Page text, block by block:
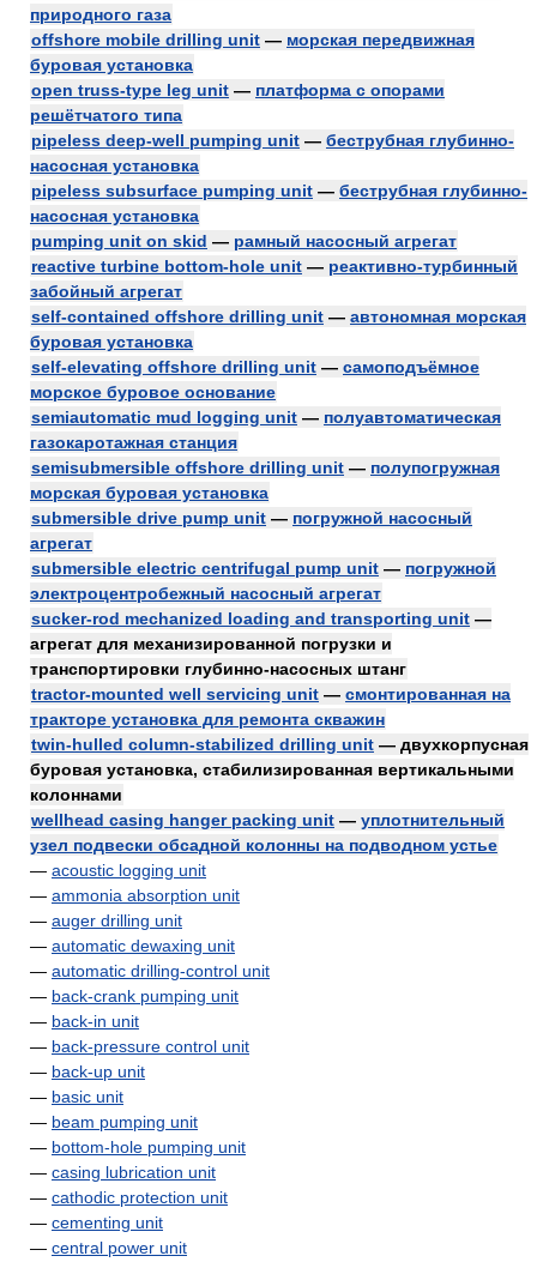
природного газа
offshore mobile drilling unit — морская передвижная
буровая установка
open truss-type leg unit — платформа с опорами
решётчатого типа
pipeless deep-well pumping unit — беструбная глубинно-
насосная установка
pipeless subsurface pumping unit — беструбная глубинно-
насосная установка
pumping unit on skid — рамный насосный агрегат
reactive turbine bottom-hole unit — реактивно-турбинный
забойный агрегат
self-contained offshore drilling unit — автономная морская
буровая установка
self-elevating offshore drilling unit — самоподъёмное
морское буровое основание
semiautomatic mud logging unit — полуавтоматическая
газокаротажная станция
semisubmersible offshore drilling unit — полупогружная
морская буровая установка
submersible drive pump unit — погружной насосный
агрегат
submersible electric centrifugal pump unit — погружной
электроцентробежный насосный агрегат
sucker-rod mechanized loading and transporting unit —
агрегат для механизированной погрузки и
транспортировки глубинно-насосных штанг
tractor-mounted well servicing unit — смонтированная на
тракторе установка для ремонта скважин
twin-hulled column-stabilized drilling unit — двухкорпусная
буровая установка, стабилизированная вертикальными
колоннами
wellhead casing hanger packing unit — уплотнительный
узел подвески обсадной колонны на подводном устье
— acoustic logging unit
— ammonia absorption unit
— auger drilling unit
— automatic dewaxing unit
— automatic drilling-control unit
— back-crank pumping unit
— back-in unit
— back-pressure control unit
— back-up unit
— basic unit
— beam pumping unit
— bottom-hole pumping unit
— casing lubrication unit
— cathodic protection unit
— cementing unit
— central power unit